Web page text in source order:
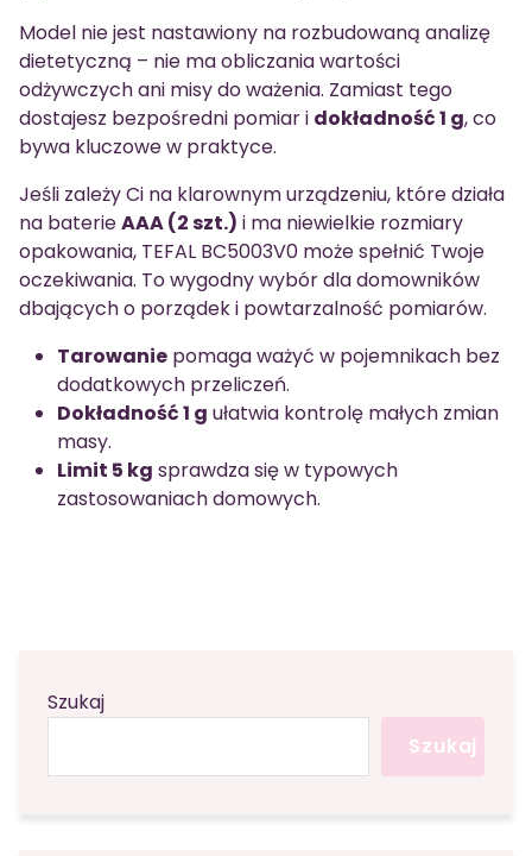
Model nie jest nastawiony na rozbudowaną analizę
dietetyczną – nie ma obliczania wartości
odżywczych ani misy do ważenia. Zamiast tego
dostajesz bezpośredni pomiar i dokładność 1 g, co
bywa kluczowe w praktyce.
Jeśli zależy Ci na klarownym urządzeniu, które działa
na baterieAAA (2 szt.) i ma niewielkie rozmiary
opakowania, TEFAL BC5003V0 może spełnić Twoje
oczekiwania. To wygodny wybór dla domowników
dbających o porządek i powtarzalność pomiarów.
Tarowanie pomaga ważyć w pojemnikach bez
dodatkowych przeliczeń.
Dokładność 1 g ułatwia kontrolę małych zmian
masy.
Limit 5 kg sprawdza się w typowych
zastosowaniach domowych.
Szukaj
Szukaj